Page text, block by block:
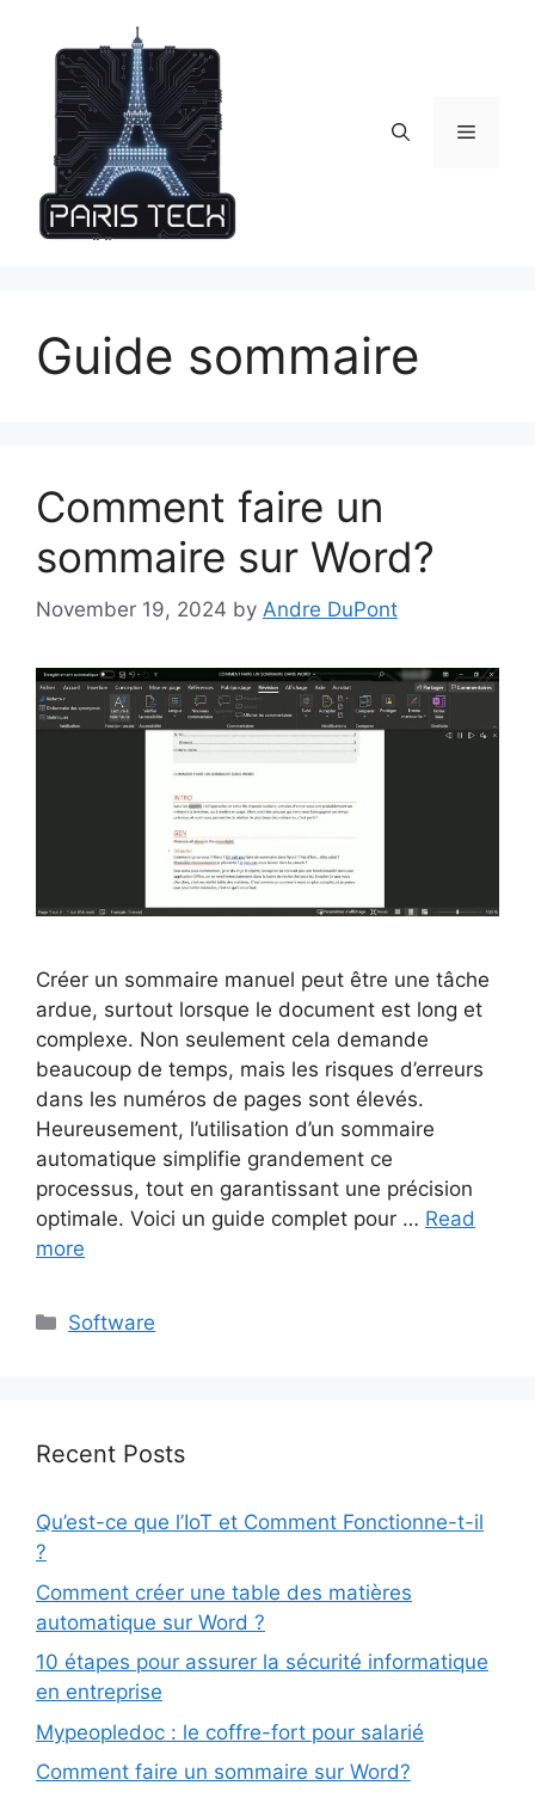
content
Menu
Guide sommaire
Comment faire un
sommaire sur Word?
November 19, 2024 by Andre DuPont
Créer un sommaire manuel peut être une tâche
ardue, surtout lorsque le document est long et
complexe. Non seulement cela demande
beaucoup de temps, mais les risques d’erreurs
dans les numéros de pages sont élevés.
Heureusement, l’utilisation d’un sommaire
automatique simplifie grandement ce
processus, tout en garantissant une précision
optimale. Voici un guide complet pour … Read
more
Categories
Software
Recent Posts
Qu’est-ce que l’IoT et Comment Fonctionne-t-il
?
Comment créer une table des matières
automatique sur Word ?
10 étapes pour assurer la sécurité informatique
en entreprise
Mypeopledoc : le coffre-fort pour salarié
Comment faire un sommaire sur Word?